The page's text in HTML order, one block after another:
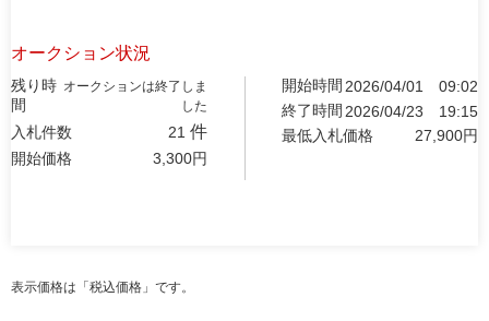
オークション状況
残り時
間
オークションは終了しま
した
入札件数 21 件
開始価格 3,300円
開始時間 2026/04/01
09:02
終了時間 2026/04/23
19:15
最低入札価格
27,900円
表示価格は「税込価格」です。